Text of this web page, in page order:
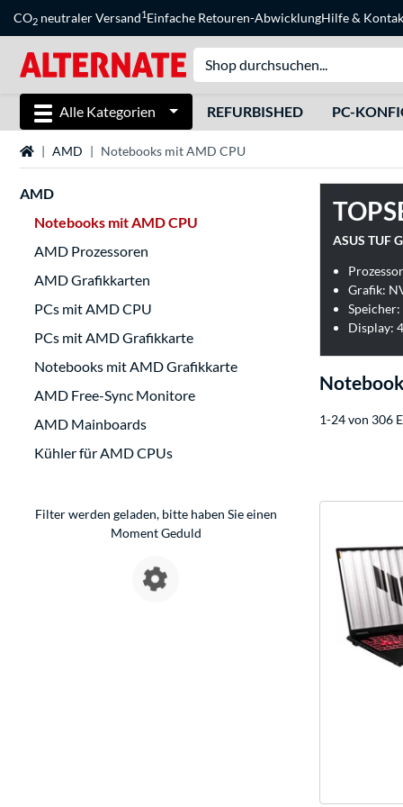
CO2 neutraler Versand1Einfache Retouren-AbwicklungHilfe&
Alle Kategorien REFURBISHED PC-
Startseite
AMD Notebooks mit AMD CPU
AMD
Notebooks mit AMD CPU
AMD Prozessoren
AMD Grafikkarten
PCs mit AMD CPU
PCs mit AMD Grafikkarte
Notebooks mit AMD Grafikkarte
AMD Free-Sync Monitore
AMD Mainboards
Kühler für AMD CPUs
Filter werden geladen, bitte haben Sie einen
Moment Geduld
ASUS TUF
Grafik:
Display:
1-24 von 306